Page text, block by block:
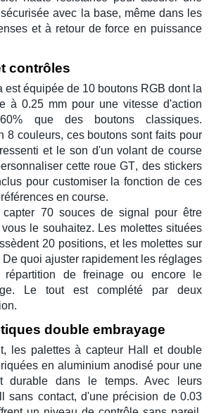
avec la base, même dans les
et à retour de force en puissance
contrôles
est équipée de 10 boutons RGB dont la
à 0.25 mm pour une vitesse d'action
que des boutons classiques.
8 couleurs, ces boutons sont faits pour
et le son d'un volant de course
cette roue GT, des stickers
pour customiser la fonction de ces
en course.
capter 70 souces de signal pour être
le souhaitez. Les molettessituées
20 positions, et les molettes sur
De quoi ajuster rapidement les réglages
de freinageou encore le
. Le tout est complété par deux
double embrayage
, les palettesàcapteur Hall etdouble
en aluminium anodisé pour une
durable dans le temps. Avec leurs
sans contact, d'une précision de 0.03